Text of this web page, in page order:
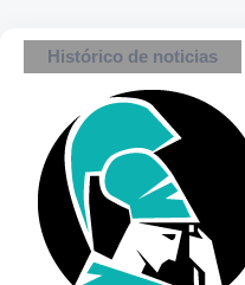
Histórico de noticias